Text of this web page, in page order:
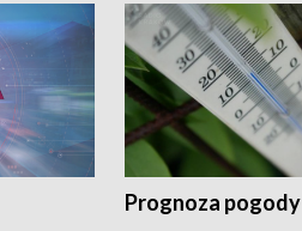
Prognoza pogody